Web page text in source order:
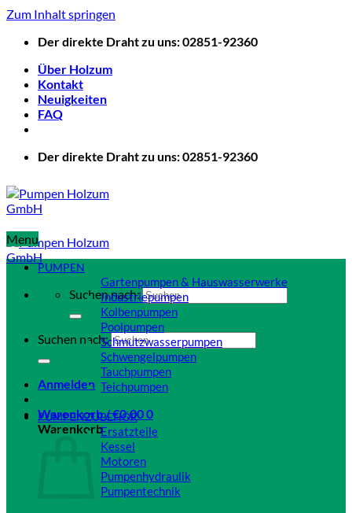
Zum Inhalt springen
Der direkte Draht zu uns: 02851-92360
Über Holzum
Kontakt
Neuigkeiten
FAQ
Der direkte Draht zu uns: 02851-92360
Suchen nach:
Suchen nach:
Anmelden
Warenkorb /€0,000
Warenkorb
Menu
PUMPEN
Gartenpumpen & Hauswasserwerke
Industriepumpen
Kolbenpumpen
Poolpumpen
Schmutzwasserpumpen
Schwengelpumpen
Tauchpumpen
Teichpumpen
PUMPENZUBEHÖR
Ersatzteile
Kessel
Motoren
Pumpenhydraulik
Pumpentechnik